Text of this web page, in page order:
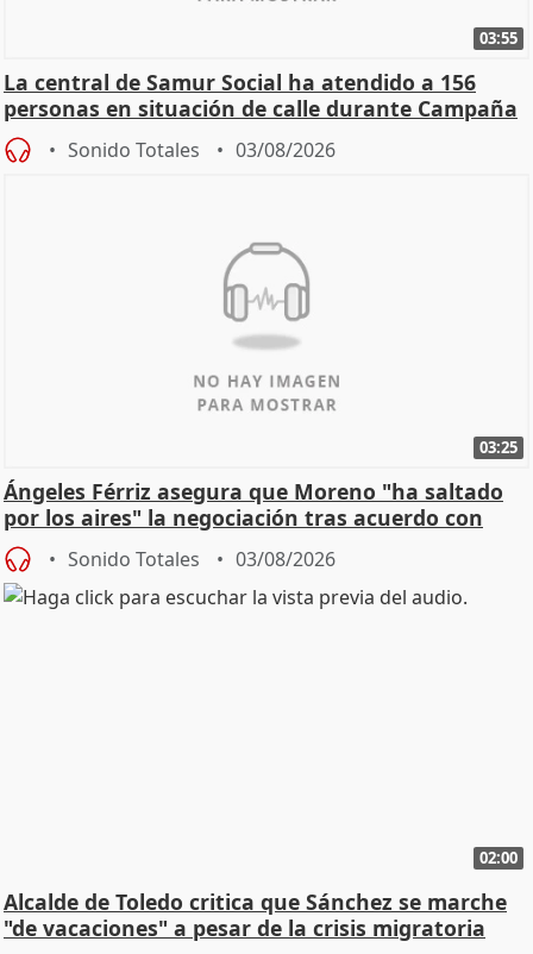
03:55
La central de Samur Social ha atendido a 156
personas en situación de calle durante Campaña
de Calor
Sonido Totales 03/08/2026
03:25
Ángeles Férriz asegura que Moreno "ha saltado
por los aires" la negociación tras acuerdo con
SMA
Sonido Totales 03/08/2026
02:00
Alcalde de Toledo critica que Sánchez se marche
"de vacaciones" a pesar de la crisis migratoria